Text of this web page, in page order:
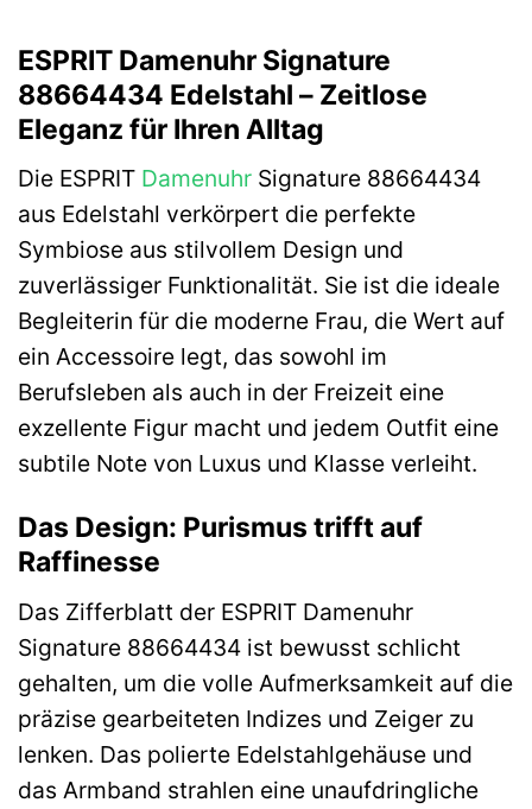
ESPRIT Damenuhr Signature
88664434 Edelstahl – Zeitlose
Eleganz für Ihren Alltag
Die ESPRIT Damenuhr Signature 88664434
aus Edelstahl verkörpert die perfekte
Symbiose aus stilvollem Design und
zuverlässiger Funktionalität. Sie ist die ideale
Begleiterin für die moderne Frau, die Wert auf
ein Accessoire legt, das sowohl im
Berufsleben als auch in der Freizeit eine
exzellente Figur macht und jedem Outfit eine
subtile Note von Luxus und Klasse verleiht.
Das Design: Purismus trifft auf
Raffinesse
Das Zifferblatt der ESPRIT Damenuhr
Signature 88664434 ist bewusst schlicht
gehalten, um die volle Aufmerksamkeit auf die
präzise gearbeiteten Indizes und Zeiger zu
lenken. Das polierte Edelstahlgehäuse und
das Armband strahlen eine unaufdringliche